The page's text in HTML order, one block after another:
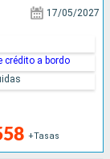
17/05/2027
+Tasas
crédito a bordo